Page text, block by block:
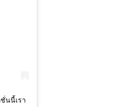
นนี้เรา